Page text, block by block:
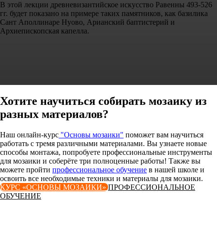
Хотите научиться собирать мозаику из
разных материалов?
Наш онлайн-курс "Основы мозаики" поможет вам научиться
работать с тремя различными материалами. Вы узнаете новые
способы монтажа, попробуете профессиональные инструменты
для мозаики и соберёте три полноценные работы! Также вы
можете пройти профессиональное обучение в нашей школе и
освоить все необходимые техники и материалы для мозаики.
КУРС «ОСНОВЫ МОЗАИКИ» ПРОФЕССИОНАЛЬНОЕ
ОБУЧЕНИЕ
В этой лекции древневизантийское искусство Равенны 493-526
гг. будет показано на примере таких памятников, как базилика
Сант Аполлинаре Нуово, Арианский баптистерий и
Архиепископская капелла.